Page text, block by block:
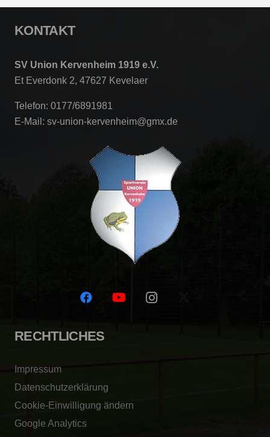
KONTAKT
SV Union Kervenheim 1919 e.V.
Et Everdonk 2, 47627 Kevelaer
Telefon: 0177/6891981
E-Mail: sv-union-kervenheim@gmx.de
RECHTLICHES
Impressum
Datenschutzerklärung
Cookie-Einwilligung ändern
Google Analytics